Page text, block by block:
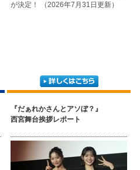
が決定！
（2026年7月31日更新）
『だぁれかさんとアソぼ？』
西宮舞台挨拶レポート